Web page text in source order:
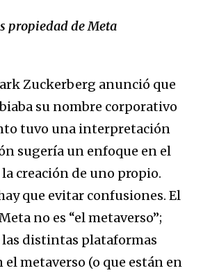
propiedad de Meta
Zuckerberg anunció que
su nombre corporativo
tuvo una interpretación
sugería un enfoque en el
creación de uno propio.
que evitar confusiones. El
no es “el metaverso”;
las distintas plataformas
el metaverso (o que están en